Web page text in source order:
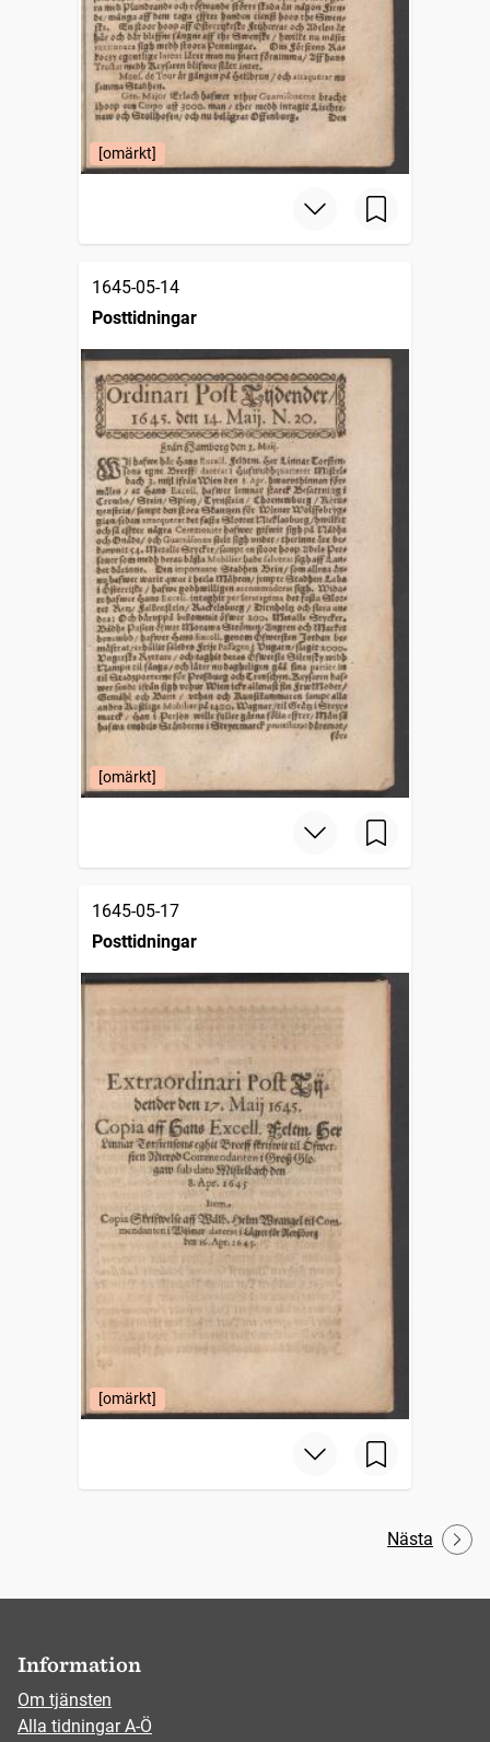
[omärkt]
1645-05-14
Posttidningar
[omärkt]
1645-05-17
Posttidningar
[omärkt]
Nästa
Information
Om tjänsten
Alla tidningar A-Ö